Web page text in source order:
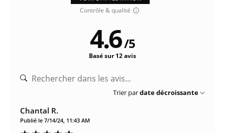
Contrôle & qualité
4.6/5
Basé sur 12 avis
Trier pardate décroissante
Chantal R.
Publié le 7/14/24, 11:43 AM